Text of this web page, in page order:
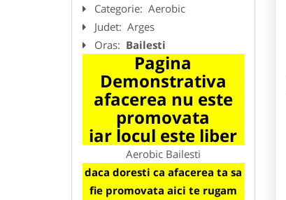
Categorie: Aerobic
Judet: Arges
Oras: Bailesti
Pagina
Demonstrativa
afacerea nu este
promovata
iar locul este liber
Aerobic Bailesti
daca doresti ca afacerea ta sa
fie promovata aici te rugam